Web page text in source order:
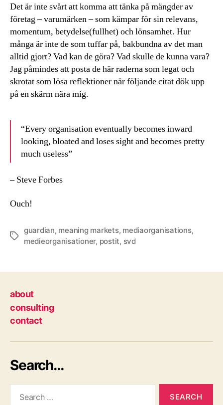
Det är inte svårt att komma att tänka på mängder av
företag – varumärken – som kämpar för sin relevans,
momentum, betydelse(fullhet) och lönsamhet. Hur
många är inte de som tuffar på, bakbundna av det man
alltid gjort? Vad kan de göra? Vad skulle de kunna vara?
Jag påmindes att posta de här raderna som legat och
skrotat som lösa reflektioner när följande citat dök upp
på en skärm nära mig.
“Every organisation eventually becomes inward
looking, bloated and loses sight and becomes pretty
much useless”
– Steve Forbes
Ouch!
Tags
guardian, meaning markets, mediaorganisations,
medieorganisationer, postit, svd
about
consulting
contact
Search…